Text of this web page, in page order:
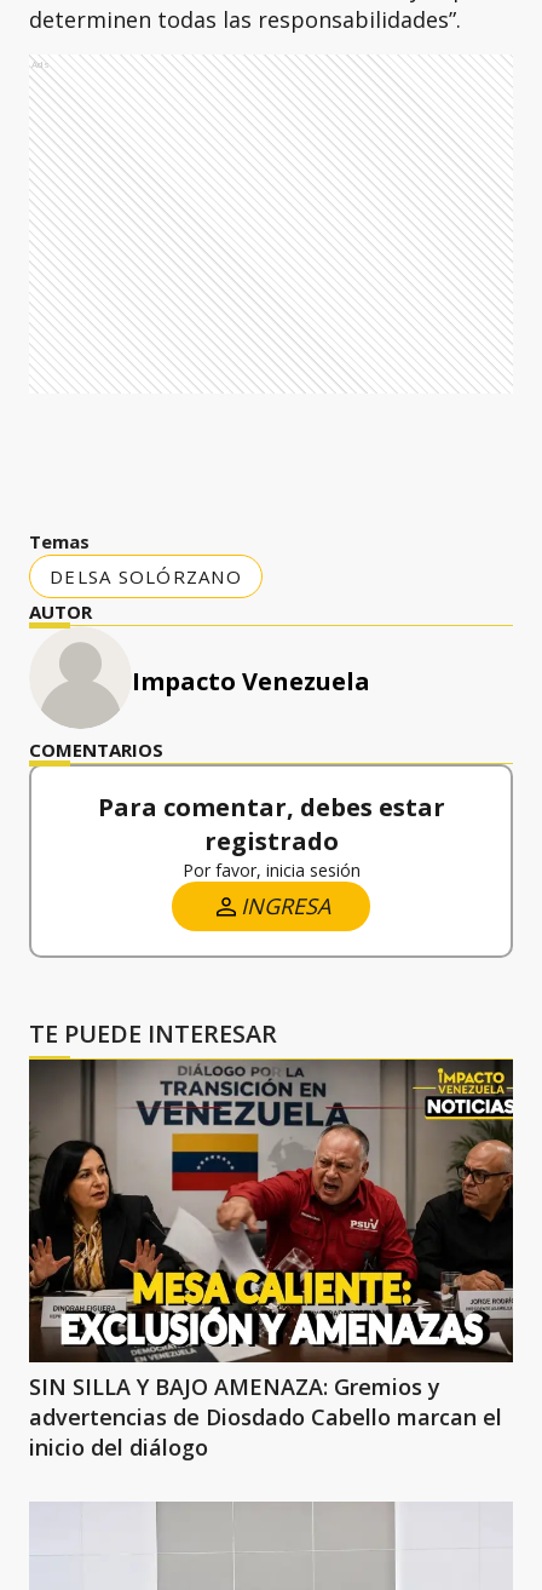
determinen todas las responsabilidades”.
Ads
Temas
DELSA SOLÓRZANO
AUTOR
Impacto Venezuela
COMENTARIOS
Para comentar, debes estar
registrado
Por favor, inicia sesión
INGRESA
TE PUEDE INTERESAR
SIN SILLA Y BAJO AMENAZA: Gremios y
advertencias de Diosdado Cabello marcan el
inicio del diálogo